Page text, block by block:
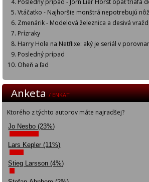
Posledný prípad - Jorn Lier Horst opäť triafa
Vtáčatko - Najhoršie monštrá nepotrebujú
Zmenárik - Modelová železnica a desivá
Prízraky
Harry Hole na Netflixe: aký je seriál v
Posledný prípad
Oheň a ľad
Anketa/ ENKÄT
Ktorého z týchto autorov máte najradšej?
Jo Nesbo (23%)
Lars Kepler (11%)
Stieg Larsson (4%)